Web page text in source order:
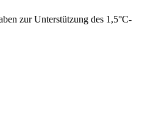
zur Unterstützung des 1,5°C-